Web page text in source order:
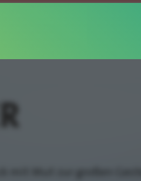
mit Mut zur großen Geste,